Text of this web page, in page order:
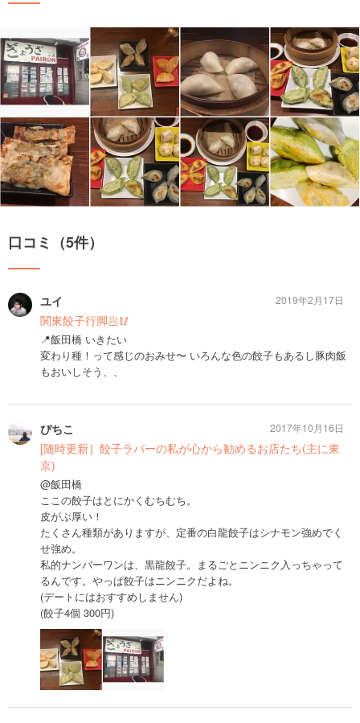
口コミ（5件）
ユイ
関東餃子行脚🥟🥢
📍飯田橋 いきたい
変わり種！って感じのおみせ〜 いろんな色の餃子もあるし豚肉飯
もおいしそう、、
2019年2月17日
ぴちこ
[随時更新］餃子ラバーの私が心から勧めるお店たち(主に東
京)
@飯田橋
ここの餃子はとにかくむちむち。
皮がぶ厚い！
たくさん種類がありますが、定番の白龍餃子はシナモン強めでく
せ強め。
私的ナンバーワンは、黒龍餃子。まるごとニンニク入っちゃって
るんです。やっぱ餃子はニンニクだよね。
(デートにはおすすめしません)
(餃子4個 300円)
2017年10月16日